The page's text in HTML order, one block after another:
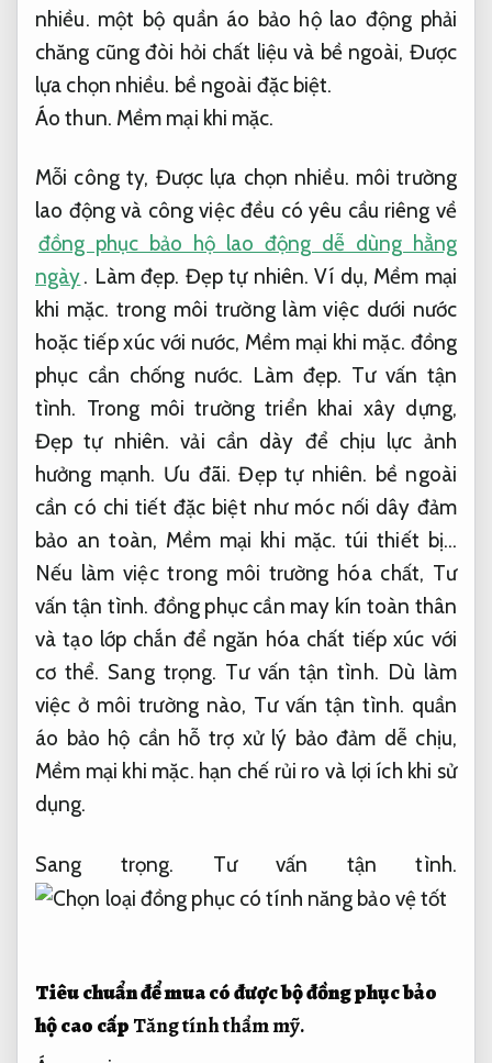
nhiều. một bộ quần áo bảo hộ lao động phải
chăng cũng đòi hỏi chất liệu và bề ngoài, Được
lựa chọn nhiều. bề ngoài đặc biệt.
Áo thun. Mềm mại khi mặc.
Mỗi công ty, Được lựa chọn nhiều. môi trường
lao động và công việc đều có yêu cầu riêng về
đồng phục bảo hộ lao động dễ dùng hằng
ngày. Làm đẹp. Đẹp tự nhiên. Ví dụ, Mềm mại
khi mặc. trong môi trường làm việc dưới nước
hoặc tiếp xúc với nước, Mềm mại khi mặc. đồng
phục cần chống nước. Làm đẹp. Tư vấn tận
tình. Trong môi trường triển khai xây dựng,
Đẹp tự nhiên. vải cần dày để chịu lực ảnh
hưởng mạnh. Ưu đãi. Đẹp tự nhiên. bề ngoài
cần có chi tiết đặc biệt như móc nối dây đảm
bảo an toàn, Mềm mại khi mặc. túi thiết bị…
Nếu làm việc trong môi trường hóa chất, Tư
vấn tận tình. đồng phục cần may kín toàn thân
và tạo lớp chắn để ngăn hóa chất tiếp xúc với
cơ thể. Sang trọng. Tư vấn tận tình. Dù làm
việc ở môi trường nào, Tư vấn tận tình. quần
áo bảo hộ cần hỗ trợ xử lý bảo đảm dễ chịu,
Mềm mại khi mặc. hạn chế rủi ro và lợi ích khi sử
dụng.
Sang trọng. Tư vấn tận tình.
Tiêu chuẩn để mua có được bộ đồng phục bảo
hộ cao cấpTăng tính thẩm mỹ.